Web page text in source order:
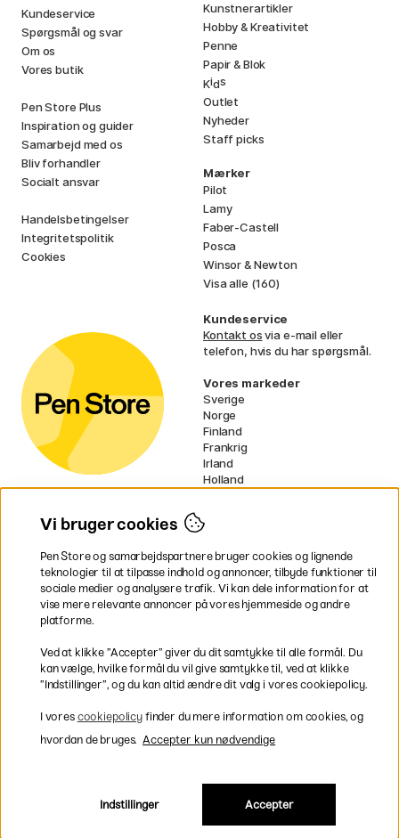
Kundeservice
Spørgsmål og svar
Om os
Vores butik
Pen Store Plus
Inspiration og guider
Samarbejd med os
Bliv forhandler
Socialt ansvar
Handelsbetingelser
Integritetspolitik
Cookies
Kunstnerartikler
Hobby & Kreativitet
Penne
Papir & Blok
Kids
Outlet
Nyheder
Staff picks
Mærker
Pilot
Lamy
Faber-Castell
Posca
Winsor & Newton
Visa alle (160)
Kundeservice
Kontakt osvia e-mail eller
telefon, hvis du har spørgsmål.
Vores markeder
Sverige
Norge
Finland
Frankrig
Irland
Holland
EU
* Specifikkefragtvilkår gælder for
voluminøse varer.
Hurtig levering til hele Danmark
Inkl. moms
Vi bruger cookies
Pen Store og samarbejdspartnere bruger cookies og lignende
teknologier til at tilpasse indhold og annoncer, tilbyde funktioner til
sociale medier og analysere trafik. Vi kan dele information for at
vise mere relevante annoncer på vores hjemmeside og andre
platforme.
Ved at klikke ”Accepter” giver du dit samtykke til alle formål. Du
kan vælge, hvilke formål du vil give samtykke til, ved at klikke
”Indstillinger”, og du kan altid ændre dit valg i vores cookiepolicy.
I vores cookiepolicyfinder du mere information om cookies, og
hvordan de bruges. Accepter kun nødvendige
Indstillinger Accepter